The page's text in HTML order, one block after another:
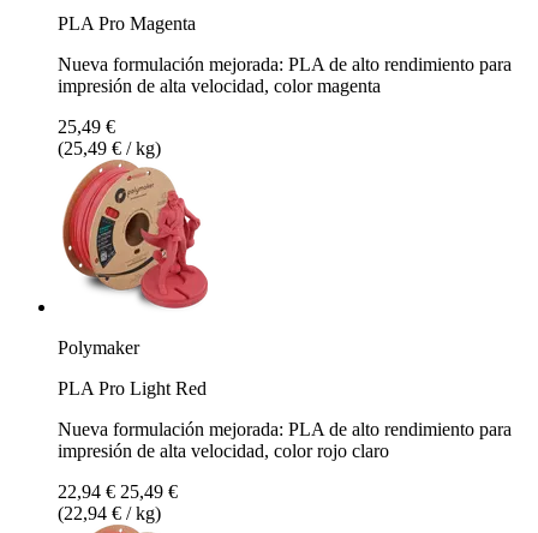
PLA Pro Magenta
Nueva formulación mejorada: PLA de alto rendimiento para
impresión de alta velocidad, color magenta
25,49 €
(25,49 € / kg)
Polymaker
PLA Pro Light Red
Nueva formulación mejorada: PLA de alto rendimiento para
impresión de alta velocidad, color rojo claro
22,94 € 25,49 €
(22,94 € / kg)